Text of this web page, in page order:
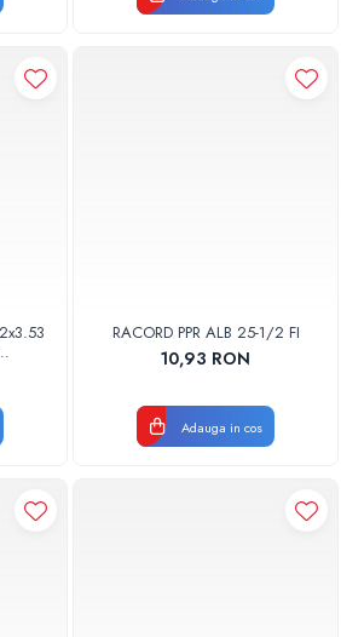
RACORD PPR ALB 25-1/2 FI
10,93 RON
Adauga in cos